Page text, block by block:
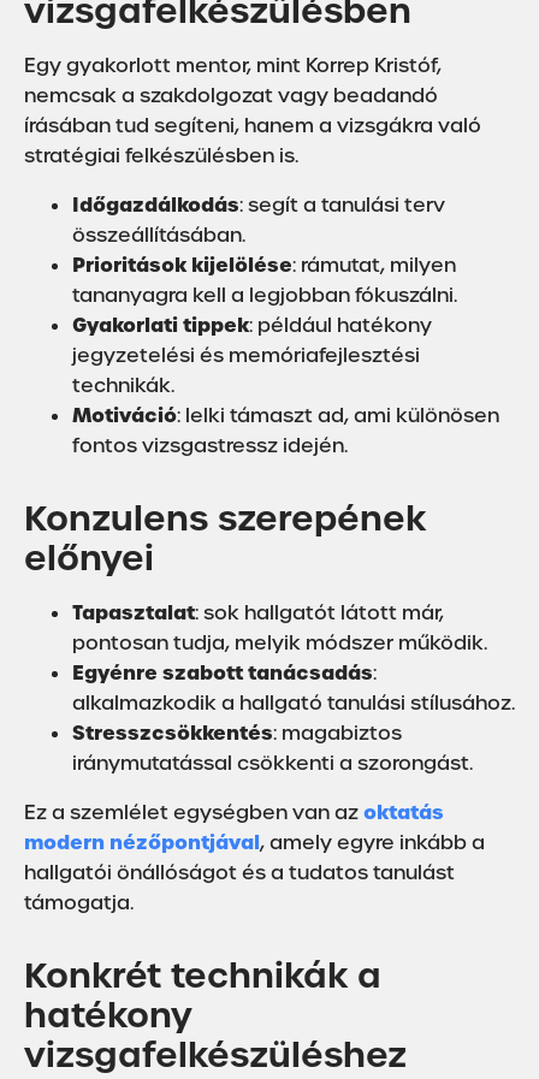
vizsgafelkészülésben
Egy gyakorlott mentor, mint Korrep Kristóf,
nemcsak a szakdolgozat vagy beadandó
írásában tud segíteni, hanem a vizsgákra való
stratégiai felkészülésben is.
Időgazdálkodás: segít a tanulási terv
összeállításában.
Prioritások kijelölése: rámutat, milyen
tananyagra kell a legjobban fókuszálni.
Gyakorlati tippek: például hatékony
jegyzetelési és memóriafejlesztési
technikák.
Motiváció: lelki támaszt ad, ami különösen
fontos vizsgastressz idején.
Konzulens szerepének
előnyei
Tapasztalat: sok hallgatót látott már,
pontosan tudja, melyik módszer működik.
Egyénre szabott tanácsadás:
alkalmazkodik a hallgató tanulási stílusához.
Stresszcsökkentés: magabiztos
iránymutatással csökkenti a szorongást.
Ez a szemlélet egységben van azoktatás
modern nézőpontjával, amely egyre inkább a
hallgatói önállóságot és a tudatos tanulást
támogatja.
Konkrét technikák a
hatékony
vizsgafelkészüléshez